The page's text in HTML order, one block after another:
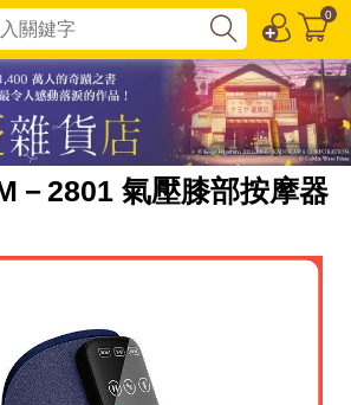
0
－2801 氣壓膝部按摩器